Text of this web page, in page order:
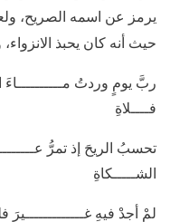
يرمز عن اسمه الصريح،
حيث أنه كان يحبذ
ربَّ يومٍ وردتُ
فــــلاةِ
تحسبُ الريحَ إذ تمرُّ
الشـــــكاةِ
لمْ أجدْ فيهِ